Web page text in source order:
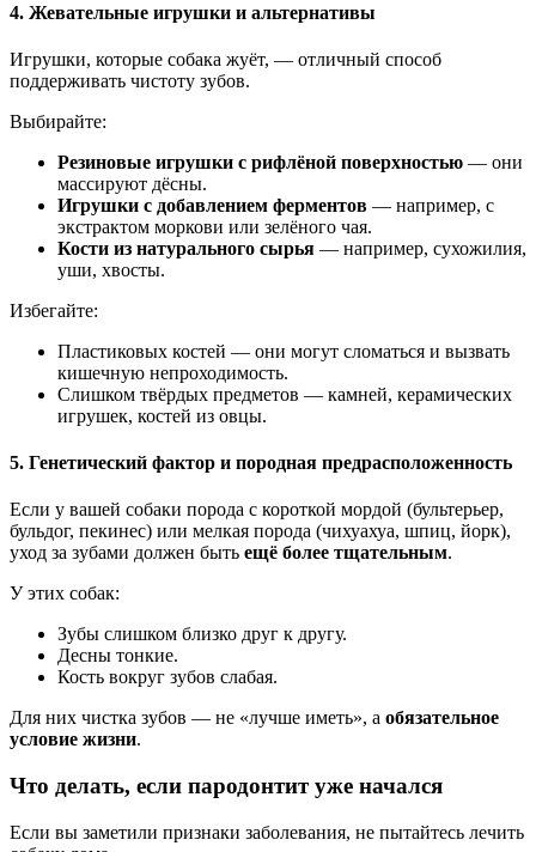
4. Жевательные игрушки и альтернативы
Игрушки, которые собака жуёт, — отличный способ
поддерживать чистоту зубов.
Выбирайте:
Резиновые игрушки с рифлёной поверхностью — они
массируют дёсны.
Игрушки с добавлением ферментов — например, с
экстрактом моркови или зелёного чая.
Кости из натурального сырья — например, сухожилия,
уши, хвосты.
Избегайте:
Пластиковых костей — они могут сломаться и вызвать
кишечную непроходимость.
Слишком твёрдых предметов — камней, керамических
игрушек, костей из овцы.
5. Генетический фактор и породная предрасположенность
Если у вашей собаки порода с короткой мордой (бультерьер,
бульдог, пекинес) или мелкая порода (чихуахуа, шпиц, йорк),
уход за зубами должен быть ещё более тщательным.
У этих собак:
Зубы слишком близко друг к другу.
Десны тонкие.
Кость вокруг зубов слабая.
Для них чистка зубов — не «лучше иметь», а обязательное
условие жизни.
Что делать, если пародонтит уже начался
Если вы заметили признаки заболевания, не пытайтесь лечить